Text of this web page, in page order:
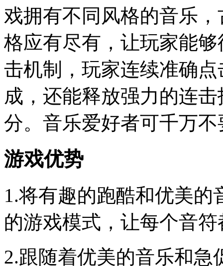
戏拥有不同风格的音乐
格应有尽有，让玩家能
击机制，玩家连续准确
成，还能释放强力的连
分。音乐爱好者可千万
游戏优势
1.将有趣的跑酷和优美
的游戏模式，让每个音
2.跟随着优美的音乐和